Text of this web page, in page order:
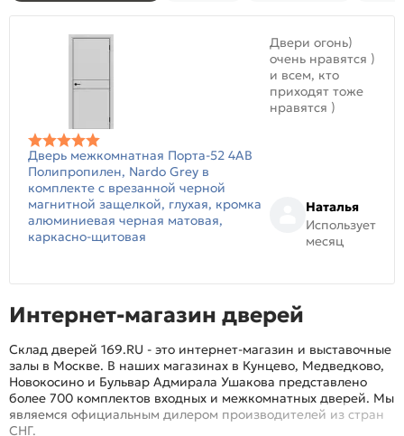
Дверь межкомнатная Порта-52 4AB
Полипропилен, Nardo Grey в
комплекте с врезанной черной
магнитной защелкой, глухая, кромка
алюминиевая черная матовая,
каркасно-щитовая
Двери огонь)
очень нравятся )
и всем, кто
приходят тоже
нравятся )
Наталья
Использует
месяц
Интернет-магазин дверей
Склад дверей 169.RU - это интернет-магазин и выставочные
залы в Москве. В наших магазинах в Кунцево, Медведково,
Новокосино и Бульвар Адмирала Ушакова представлено
более 700 комплектов входных и межкомнатных дверей. Мы
являемся официальным дилером производителей из стран
СНГ.